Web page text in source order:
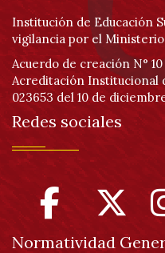
Institución de Educación
vigilancia por el
Acuerdo de creación N°
Acreditación Institucional
023653 del 10 de
Redes sociales
Normatividad